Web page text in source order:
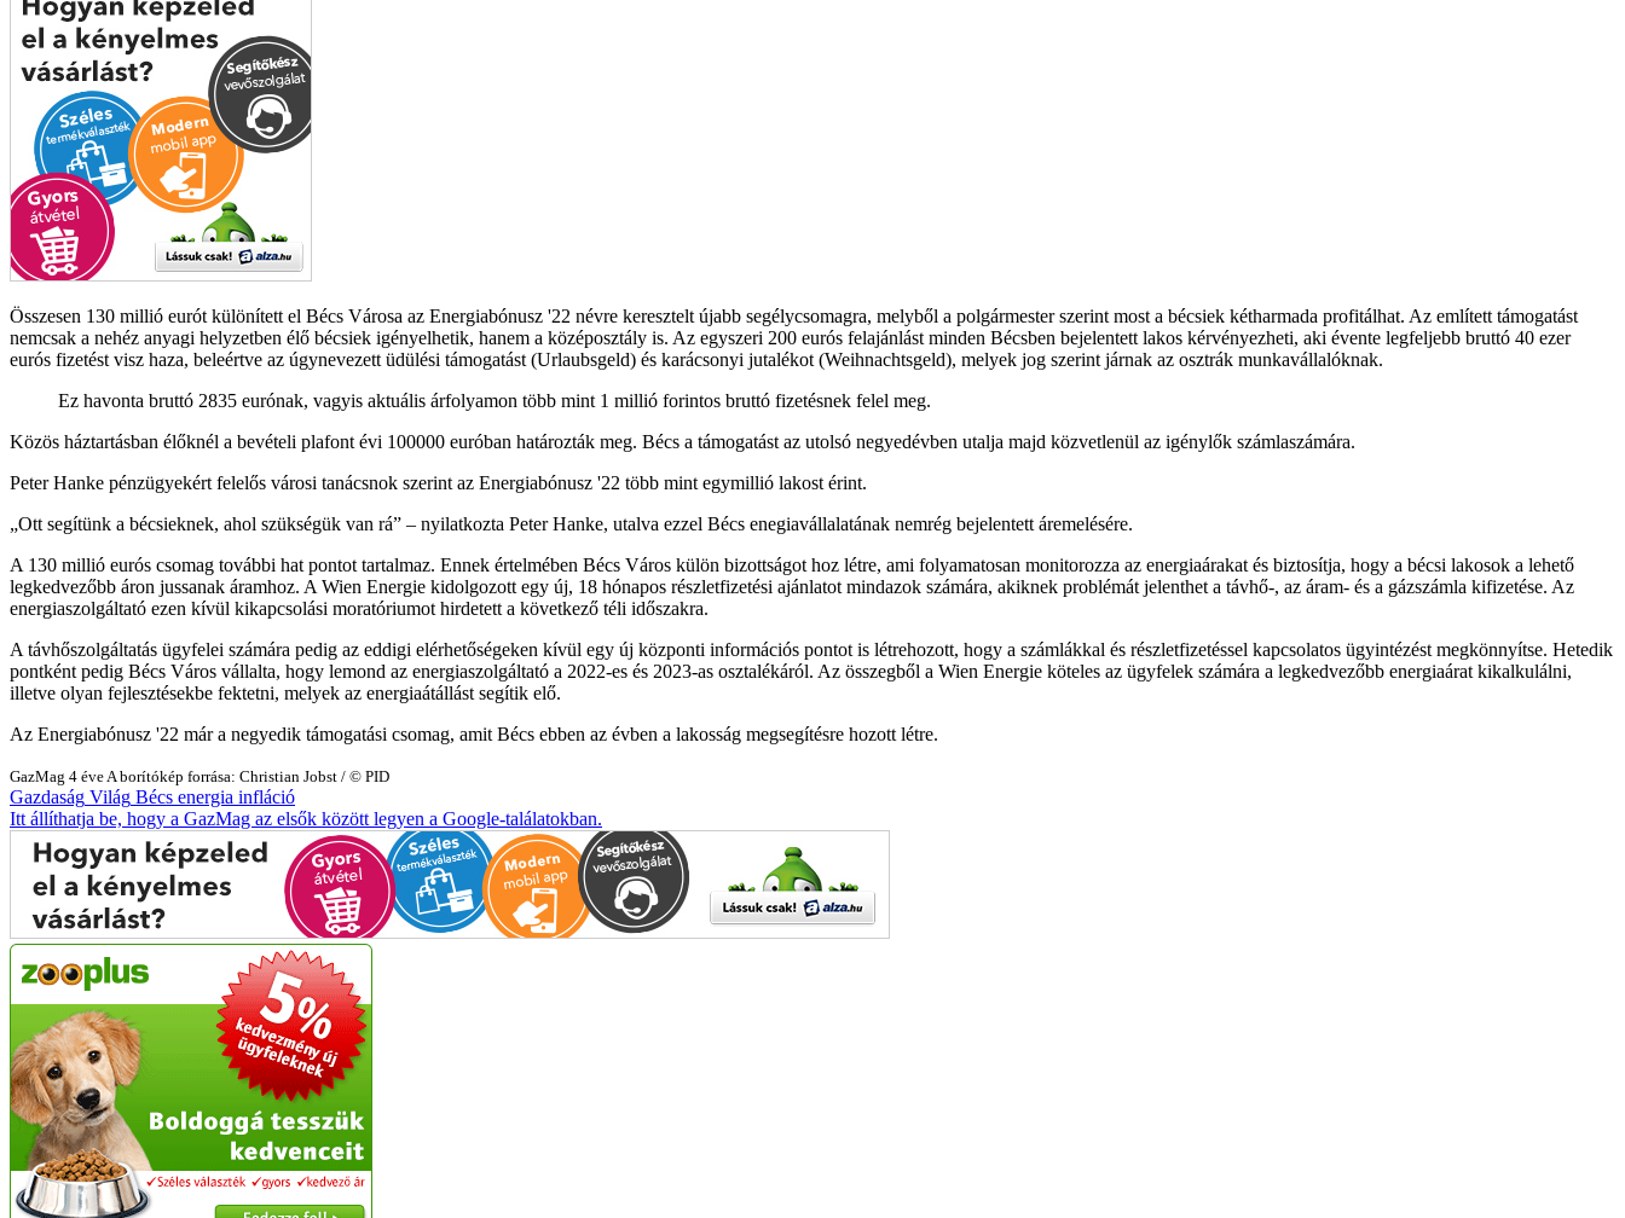
Összesen 130 millió eurót különített el Bécs Városa az Energiabónusz '22 névre keresztelt újabb segélycsomagra, melyből a polgármester szerint most a bécsiek kétharmada profitálhat. Az említett támogatást
nemcsak a nehéz anyagi helyzetben élő bécsiek igényelhetik, hanem a középosztály is. Az egyszeri 200 eurós felajánlást minden Bécsben bejelentett lakos kérvényezheti, aki évente legfeljebb bruttó 40 ezer
eurós fizetést visz haza, beleértve az úgynevezett üdülési támogatást (Urlaubsgeld) és karácsonyi jutalékot (Weihnachtsgeld), melyek jog szerint járnak az osztrák munkavállalóknak.
Ez havonta bruttó 2835 eurónak, vagyis aktuális árfolyamon több mint 1 millió forintos bruttó fizetésnek felel meg.
Közös háztartásban élőknél a bevételi plafont évi 100000 euróban határozták meg. Bécs a támogatást az utolsó negyedévben utalja majd közvetlenül az igénylők számlaszámára.
Peter Hanke pénzügyekért felelős városi tanácsnok szerint az Energiabónusz '22 több mint egymillió lakost érint.
Ott segítünk a bécsieknek, ahol szükségük van rá
– nyilatkozta Peter Hanke, utalva ezzel Bécs enegiavállalatának nemrég bejelentett áremelésére.
A 130 millió eurós csomag további hat pontot tartalmaz. Ennek értelmében Bécs Város külön bizottságot hoz létre, ami folyamatosan monitorozza az energiaárakat és biztosítja, hogy a bécsi lakosok a lehető
legkedvezőbb áron jussanak áramhoz. A Wien Energie kidolgozott egy új, 18 hónapos részletfizetési ajánlatot mindazok számára, akiknek problémát jelenthet a távhő-, az áram- és a gázszámla kifizetése. Az
energiaszolgáltató ezen kívül kikapcsolási moratóriumot hirdetett a következő téli időszakra.
A távhőszolgáltatás ügyfelei számára pedig az eddigi elérhetőségeken kívül egy új központi információs pontot is létrehozott, hogy a számlákkal és részletfizetéssel kapcsolatos ügyintézést megkönnyítse. Hetedik
pontként pedig Bécs Város vállalta, hogy lemond az energiaszolgáltató a 2022-es és 2023-as osztalékáról. Az összegből a Wien Energie köteles az ügyfelek számára a legkedvezőbb energiaárat kikalkulálni,
illetve olyan fejlesztésekbe fektetni, melyek az energiaátállást segítik elő.
Az Energiabónusz '22 már a negyedik támogatási csomag, amit Bécs ebben az évben a lakosság megsegítésre hozott létre.
GazMag 4 éve A borítókép forrása: Christian Jobst / © PID
Gazdaság Világ Bécs energia infláció
Itt állíthatja be, hogy a GazMag az elsők között legyen a Google-találatokban.